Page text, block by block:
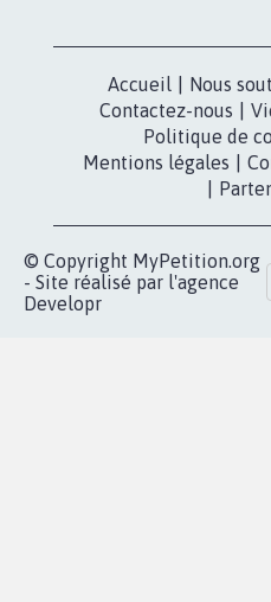
Accueil Nous
Contactez-nous
Politique de
Mentions légales
© Copyright MyPetition.org
- Site réalisé par l'agence
Developr